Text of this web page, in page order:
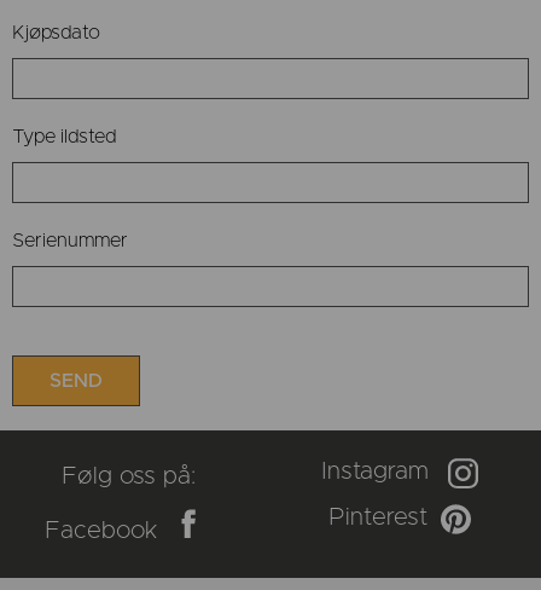
Kjøpsdato
Type ildsted
Serienummer
Følg oss på: Instagram
Facebook
Pinterest